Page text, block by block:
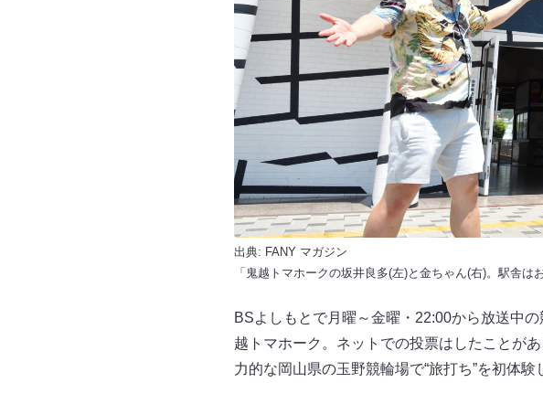
出典: FANY マガジン
「鬼越トマホークの坂井良多(左)と金ちゃん(右)。駅舎
BSよしもとで月曜～金曜・22:00から放送中
越トマホーク。ネットでの投票はしたことが
力的な岡山県の玉野競輪場で“旅打ち”を初体験